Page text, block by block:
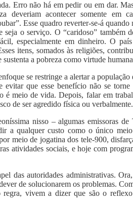
Erro não há em pedir ou em dar.
deveriam acontecer somente em
Esse quadro reverter-se-á quando
o serviço. O “caridoso” também
especialmente em dinheiro. O
itens, somados às religiões,
a pobreza como virtude
se restringe a alertar a população
que esse benefício não se torne
é meio de vida. Depois, falar em
de ser agredido física ou verbalmente.
nisso – algumas emissoras
a qualquer custo como o único
meio de jogatina dos tele-900,
atividades sociais, e hoje com
das autoridades administrativas.
de solucionarem os problemas.
regra, vivem a dizer que são o